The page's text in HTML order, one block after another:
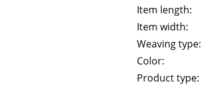
Item length:
Item width:
Weaving type:
Color:
Product type: